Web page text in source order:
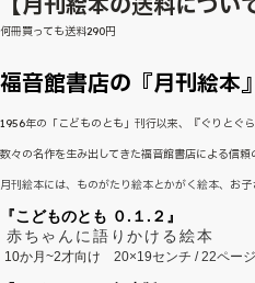
何冊買っても送料290円
福音館書店の『月刊絵本
1956年の「こどものとも」刊行以来、『ぐりとぐ
数々の名作を生み出してきた福音館書店による信
月刊絵本には、ものがたり絵本とかがく絵本、お
『こどものとも ０.１.２』
赤ちゃんに語りかける絵本
10か月~2才向け 20×19センチ / 22ページ